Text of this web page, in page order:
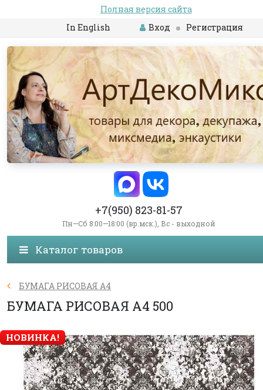
Полная версия сайта
In English
Вход Регистрация
+7(950) 823-81-57
Пн—Сб 8:00—18:00 (вр.мск.), Вс - выходной
Каталог товаров
БУМАГА РИСОВАЯ А4
БУМАГА РИСОВАЯ А4 500
НОВИНКА!